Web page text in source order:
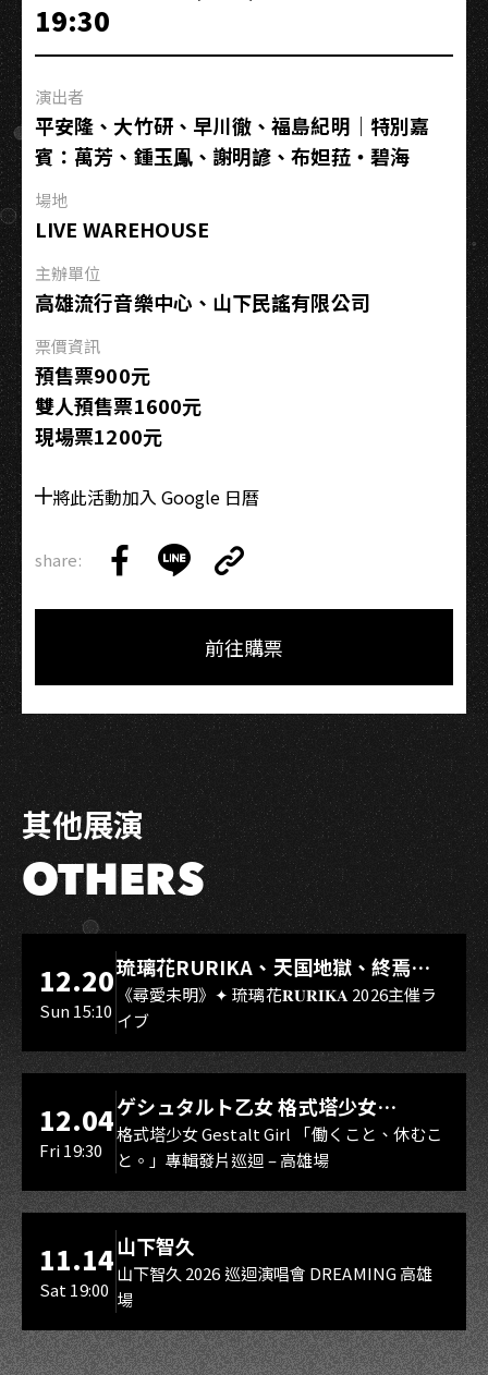
豹
子
人
演
19:30
演出者
平安隆、大竹研、早川徹、福島紀明｜特別嘉
賓：萬芳、鍾玉鳯、謝明諺、布妲菈・碧海
場地
LIVE WAREHOUSE
主辦單位
高雄流行音樂中心、山下民謠有限公司
票價資訊
預售票900元
雙人預售票1600元
現場票1200元
將此活動加入 Google 日曆
share:
on
on
Link
Copy
前往購票
其他展演
OTHERS
LIVE WAREHOUSE 小庫
12.20
Sun 15:10
琉璃花RURIKA、天国地獄、終焉
Rebirth、DUALIA、無我夢中、花奏
スマイル（O.A.）
《尋愛未明》✦ 琉璃花𝐑𝐔𝐑𝐈𝐊𝐀 2026主催ラ
イブ
LIVE WAREHOUSE 小庫
12.04
Fri 19:30
ゲシュタルト乙女 格式塔少女
Gestalt Girl
格式塔少女 Gestalt Girl 「働くこと、休むこ
と。」專輯發片巡迴 – 高雄場
11.14
Sat 19:00
山下智久
山下智久 2026 巡迴演唱會 DREAMING 高雄
場